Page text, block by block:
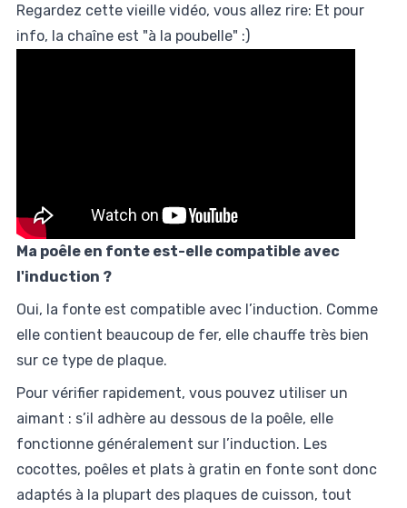
Regardez cette vieille vidéo, vous allez rire: Et pour
info, la chaîne est "à la poubelle" :)
Ma poêle en fonte est-elle compatible avec
l'induction ?
Oui, la fonte est compatible avec l’induction. Comme
elle contient beaucoup de fer, elle chauffe très bien
sur ce type de plaque.
Pour vérifier rapidement, vous pouvez utiliser un
aimant : s’il adhère au dessous de la poêle, elle
fonctionne généralement sur l’induction. Les
cocottes, poêles et plats à gratin en fonte sont donc
adaptés à la plupart des plaques de cuisson, tout